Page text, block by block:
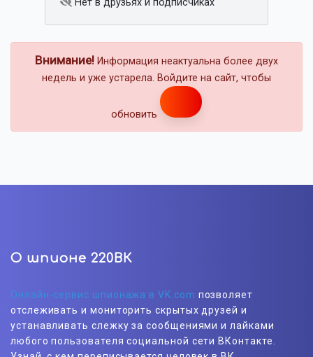
Нет в друзьях и подписчиках
Внимание! Информация неактуальна более двух
недель и уже устарела. Войдите на сайт, чтобы
обновить
О шпионе 220ВК
Онлайн-сервис шпионажа в VK.com позволяет
отслеживать и мониторить скрытых друзей и
устанавливать слежку за сообщениями и лайками
любого пользователя социальной сети ВКонтакте.